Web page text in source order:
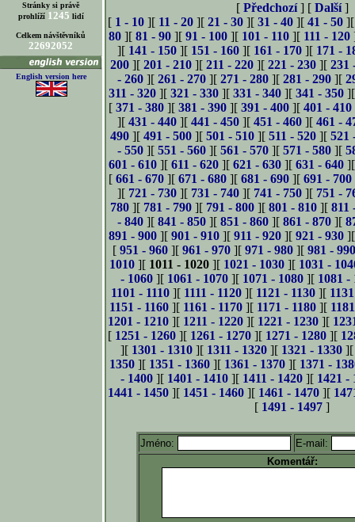
Stránky si právě
prohlíží 1245 lidí
Celkem návštěvníků
22692052
English version here
[ Předchozí] [ Další]
[ 1 - 10 ][ 11 - 20 ][ 21 - 30 ][ 31 - 40 ][ 41 - 50
80 ][81 - 90 ][91 - 100 ][ 101 - 110 ][ 111 - 120
][ 141 - 150 ][ 151 - 160 ][ 161 - 170 ][ 171 -
200 ][ 201 - 210 ][ 211 - 220 ][ 221 - 230 ][ 231
- 260 ][ 261 - 270 ][ 271 - 280 ][ 281 - 290 ][
311 - 320 ][ 321 - 330 ][ 331 - 340 ][ 341 - 350
[ 371 - 380 ][ 381 - 390 ][ 391 - 400 ][ 401 - 410
][ 431 - 440 ][ 441 - 450 ][ 451 - 460 ][ 461 -
490 ][ 491 - 500 ][ 501 - 510 ][ 511 - 520 ][ 521
- 550 ][ 551 - 560 ][ 561 - 570 ][ 571 - 580 ][
601 - 610 ][ 611 - 620 ][ 621 - 630 ][ 631 - 640
[ 661 - 670 ][ 671 - 680 ][ 681 - 690 ][ 691 - 700
][ 721 - 730 ][ 731 - 740 ][ 741 - 750 ][ 751 -
780 ][ 781 - 790 ][ 791 - 800 ][ 801 - 810 ][ 811
- 840 ][ 841 - 850 ][ 851 - 860 ][ 861 - 870 ][
891 - 900 ][ 901 - 910 ][ 911 - 920 ][ 921 - 930
[951 - 960 ][961 - 970 ][971 - 980 ][981 -
1010 ][ 1011 - 1020 ][ 1021 - 1030 ][ 1031 -
- 1060 ][ 1061 - 1070 ][ 1071 - 1080 ][ 1081 -
1101 - 1110 ][ 1111 - 1120 ][ 1121 - 1130 ][
1151 - 1160 ][ 1161 - 1170 ][ 1171 - 1180 ][
1201 - 1210 ][ 1211 - 1220 ][ 1221 - 1230 ][
[ 1251 - 1260 ][ 1261 - 1270 ][ 1271 - 1280 ][
][ 1301 - 1310 ][ 1311 - 1320 ][ 1321 - 1330
1350 ][ 1351 - 1360 ][ 1361 - 1370 ][ 1371 -
- 1400 ][ 1401 - 1410 ][ 1411 - 1420 ][ 1421 -
1441 - 1450 ][ 1451 - 1460 ][ 1461 - 1470 ][
[ 1491 - 1497 ]
Jméno:
E-mail:
Komentář: